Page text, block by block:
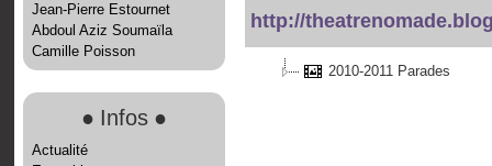
Jean-Pierre Estournet
Abdoul Aziz Soumaïla
Camille Poisson
● Infos ●
Actualité
http://
2010-2011 Parades